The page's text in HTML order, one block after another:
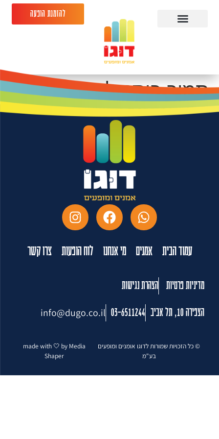
להזמנת הופעה
תמיר בוסקילה
13.05.26 גולה פתח
עמוד הבית אמנים מי אנחנו לוח הופעות צרו קשר
מדיניות פרטיות הצהרת נגישות
הצפירה 10, תל אביב 03-6511244
info@dugo.co.il
© כל הזכויות שמורות לדוגו אומנים ומופעים
בע"מ
made with 🤍 by Media
Shaper